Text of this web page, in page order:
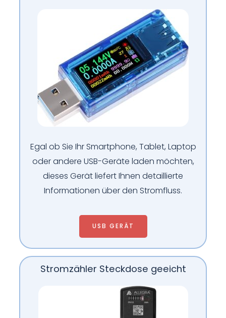
Egal ob Sie Ihr Smartphone, Tablet, Laptop
oder andere USB-Geräte laden möchten,
dieses Gerät liefert Ihnen detaillierte
Informationen über den Stromfluss.
USB GERÄT
Stromzähler Steckdose geeicht